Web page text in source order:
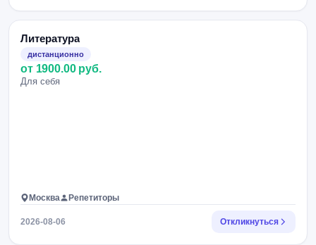
Литература
дистанционно
от 1900.00 руб.
Для себя
Москва Репетиторы
2026-08-06 Откликнуться